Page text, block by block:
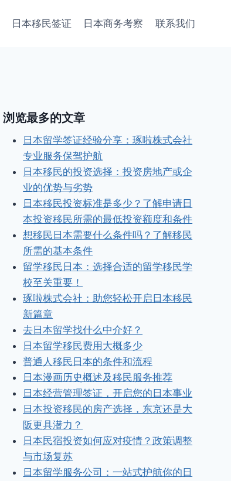
日本移民签证 日本商务考察 联系我们
浏览最多的文章
日本留学签证经验分享：琢啦株式会社
专业服务保驾护航
日本移民的投资选择：投资房地产或企
业的优势与劣势
日本移民投资标准是多少？了解申请日
本投资移民所需的最低投资额度和条件
想移民日本需要什么条件吗？了解移民
所需的基本条件
留学移民日本：选择合适的留学移民学
校至关重要！
琢啦株式会社：助您轻松开启日本移民
新篇章
去日本留学找什么中介好？
日本留学移民费用大概多少
普通人移民日本的条件和流程
日本漫画历史概述及移民服务推荐
日本经营管理签证，开启您的日本事业
日本投资移民的房产选择，东京还是大
阪更具潜力？
日本民宿投资如何应对疫情？政策调整
与市场复苏
日本留学服务公司：一站式护航你的日